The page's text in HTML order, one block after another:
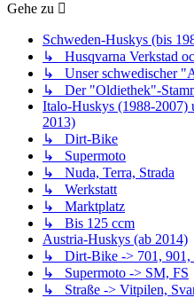
Gehe zu
Schweden-Huskys (bis
↳ Husqvarna Verkstad
↳ Unser schwedischer
↳ Der "Oldiethek"-
Italo-Huskys (1988-
2013)
↳ Dirt-Bike
↳ Supermoto
↳ Nuda, Terra, Strada
↳ Werkstatt
↳ Marktplatz
↳ Bis 125 ccm
Austria-Huskys (ab 2014)
↳ Dirt-Bike -> 701, 901,
↳ Supermoto -> SM, FS
↳ Straße -> Vitpilen,